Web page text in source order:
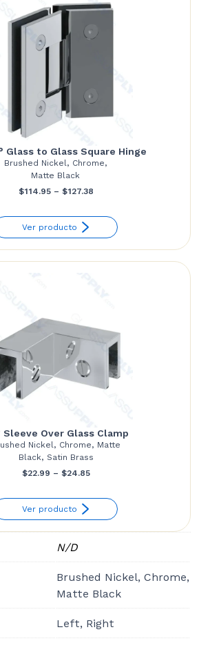
Glass to Glass Square Hinge
Brushed Nickel, Chrome,
Matte Black
$114.95 – $127.38Price
$114.95
through
Ver producto
Sleeve Over Glass Clamp
Nickel, Chrome, Matte
Black, Satin Brass
$22.99 – $24.85Price
$22.99
through
Ver producto
N/D
Brushed Nickel, Chrome,
Matte Black
Left, Right